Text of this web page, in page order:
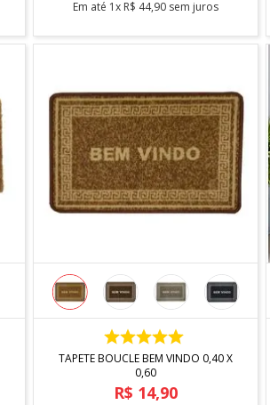
Em até 1x R$ 44,90 sem juros
COMPRAR
TAPETE BOUCLE BEM VINDO 0,40 X
0,60
R$ 14,90